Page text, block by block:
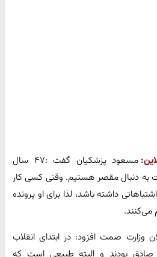
مسعود پزشکیان گفت :۴۷ سال
دنبال مقصر هستیم. وقتی کسی کار
داشته باشد، لذا برای او پرونده
می‌کنند.
صمت افزود: در ابتدای انقلاب
صادق بودند و البته طبیعی است که